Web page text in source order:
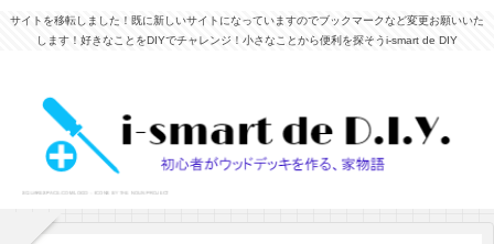
サイトを移転しました！既に新しいサイトになっていますのでブックマークなど変更お願いいた
します！好きなことをDIYでチャレンジ！小さなことから便利を探そうi-smart de DIY